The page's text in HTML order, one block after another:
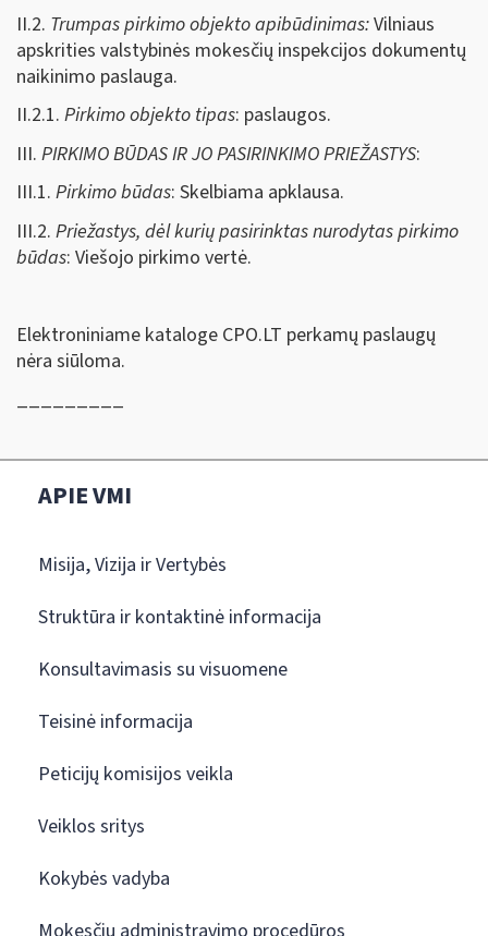
II.2. Trumpas pirkimo objekto apibūdinimas:Vilniaus
apskrities valstybinės mokesčių inspekcijos dokumentų
naikinimo paslauga.
II.2.1. Pirkimo objekto tipas: paslaugos.
III. PIRKIMO BŪDAS IR JO PASIRINKIMO PRIEŽASTYS:
III.1. Pirkimo būdas: Skelbiama apklausa.
III.2. Priežastys, dėl kurių pasirinktas nurodytas pirkimo
būdas: Viešojo pirkimo vertė.
Elektroniniame kataloge CPO.LT perkamų paslaugų
nėra siūloma.
_________
APIE VMI
Misija, Vizija ir Vertybės
Struktūra ir kontaktinė informacija
Konsultavimasis su visuomene
Teisinė informacija
Peticijų komisijos veikla
Veiklos sritys
Kokybės vadyba
Mokesčių administravimo procedūros